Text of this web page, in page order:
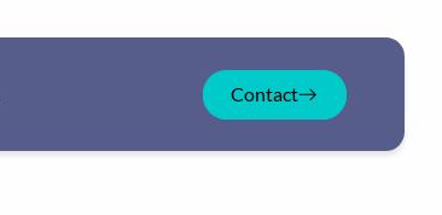
Contact